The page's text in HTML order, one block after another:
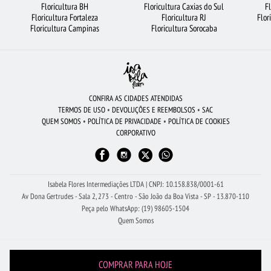
FLORICULTURA SANTO ANDRÉ ROSAS BRANCAS
BUQUÊ DE 20 ROSAS VERMELHAS
FLORICULTURA MANAUS
FLORES COLORIDAS FLORES DO CAMPO ORQUÍDEAS
FLORICULTURA BARUERI
FLORICULTURA NITERÓI BUQUÊ DE ROSAS VERMELHAS
Floricultura BH
Floricultura Fortaleza
Floricultura Campinas
Floricultura Caxias do Sul
Floricultura RJ
Floricultura Sorocaba
CONFIRA AS CIDADES ATENDIDAS
TERMOS DE USO • DEVOLUÇÕES E REEMBOLSOS • SAC
QUEM SOMOS • POLÍTICA DE PRIVACIDADE • POLÍTICA DE COOKIES
CORPORATIVO
Isabela Flores Intermediações LTDA | CNPJ: 10.158.838/0001-61
Av Dona Gertrudes - Sala 2, 273 - Centro - São João da Boa Vista - SP - 13.870-110
Peça pelo WhatsApp: (19) 98605-1504
Quem Somos
COMPRAR PARA HOJE